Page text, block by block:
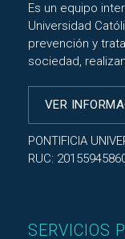
Es un equipo
Universidad
prevención y
sociedad,
VER
PONTIFICIA
RUC:
SERVICIOS